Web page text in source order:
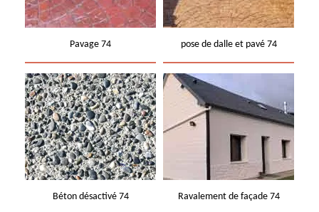
Pavage 74 pose de dalle et pavé 74
Béton désactivé 74 Ravalement de façade 74